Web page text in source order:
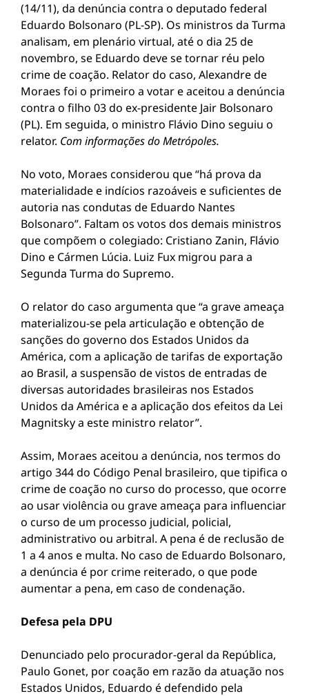
(14/11), da denúncia contra o deputado federal
Eduardo Bolsonaro (PL-SP). Os ministros da Turma
analisam, em plenário virtual, até o dia 25 de
novembro, se Eduardo deve se tornar réu pelo
crime de coação. Relator do caso, Alexandre de
Moraes foi o primeiro a votar e aceitou a denúncia
contra o filho 03 do ex-presidente Jair Bolsonaro
(PL). Em seguida, o ministro Flávio Dino seguiu o
relator. Com informações do Metrópoles.
No voto, Moraes considerou que “há prova da
materialidade e indícios razoáveis e suficientes de
autoria nas condutas de Eduardo Nantes
Bolsonaro”. Faltam os votos dos demais ministros
que compõem o colegiado: Cristiano Zanin, Flávio
Dino e Cármen Lúcia. Luiz Fux migrou para a
Segunda Turma do Supremo.
O relator do caso argumenta que “a grave ameaça
materializou-se pela articulação e obtenção de
sanções do governo dos Estados Unidos da
América, com a aplicação de tarifas de exportação
ao Brasil, a suspensão de vistos de entradas de
diversas autoridades brasileiras nos Estados
Unidos da América e a aplicação dos efeitos da Lei
Magnitsky a este ministro relator”.
Assim, Moraes aceitou a denúncia, nos termos do
artigo 344 do Código Penal brasileiro, que tipifica o
crime de coação no curso do processo, que ocorre
ao usar violência ou grave ameaça para influenciar
o curso de um processo judicial, policial,
administrativo ou arbitral. A pena é de reclusão de
1 a 4 anos e multa. No caso de Eduardo Bolsonaro,
a denúncia é por crime reiterado, o que pode
aumentar a pena, em caso de condenação.
Defesa pela DPU
Denunciado pelo procurador-geral da República,
Paulo Gonet, por coação em razão da atuação nos
Estados Unidos, Eduardo é defendido pela